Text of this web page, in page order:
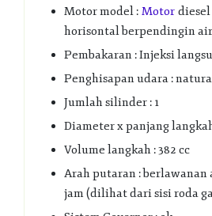
Motor model : Motor
horisontal berpendingin air
Pembakaran : Injeksi
Penghisapan udara :
Jumlah silinder : 1
Diameter x panjang
Volume langkah : 382 cc
Arah putaran : berlawanan
jam (dilihat dari sisi roda